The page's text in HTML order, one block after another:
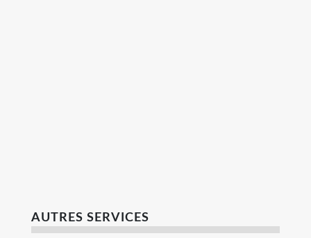
AUTRES SERVICES